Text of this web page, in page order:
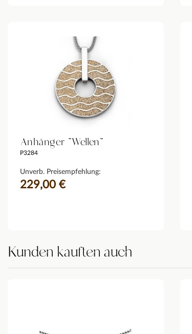
Anhänger "Wellen"
P3284
Unverb. Preisempfehlung:
229,00 €
Kunden kauften auch